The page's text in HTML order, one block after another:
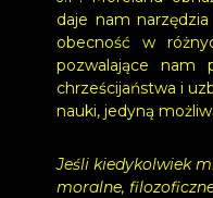
daje nam
obecność w
pozwalające nam
chrześcijaństwa i
nauki, jedyną
Jeśli kiedykolwiek
moralne,